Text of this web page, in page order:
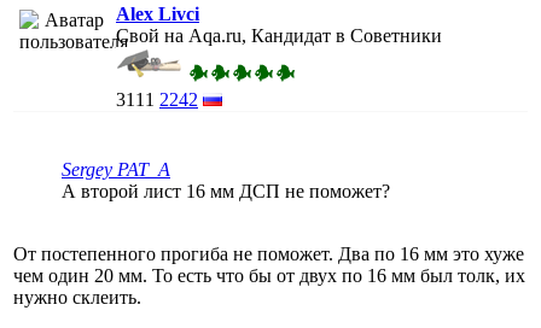
Alex Livci
Свой на Aqa.ru, Кандидат в Советники
3111 2242
Sergey PAT_A
А второй лист 16 мм ДСП не поможет?
От постепенного прогиба не поможет. Два по 16 мм это хуже
чем один 20 мм. То есть что бы от двух по 16 мм был толк, их
нужно склеить.